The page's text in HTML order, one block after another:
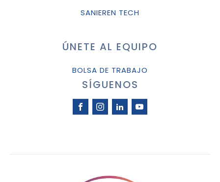
SANIEREN TECH
ÚNETE AL EQUIPO
BOLSA DE TRABAJO
SÍGUENOS